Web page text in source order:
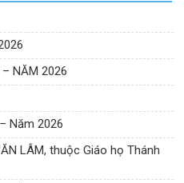
– NĂM 2026
Năm 2026
LÂM, thuộc Giáo họ Thánh